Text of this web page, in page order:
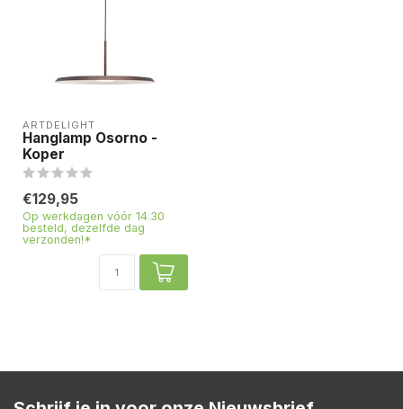
ARTDELIGHT
Hanglamp Osorno -
Koper
€129,95
Op werkdagen vóór 14.30
besteld, dezelfde dag
verzonden!*